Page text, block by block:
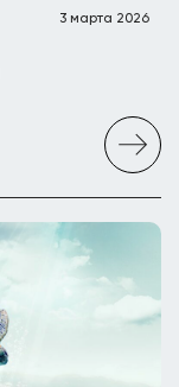
3 марта 2026